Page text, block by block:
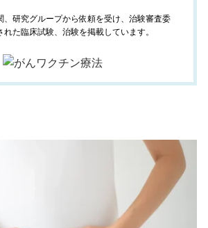
、研究グループから依頼を受け、治験審査委
た臨床試験、治験を掲載しています。